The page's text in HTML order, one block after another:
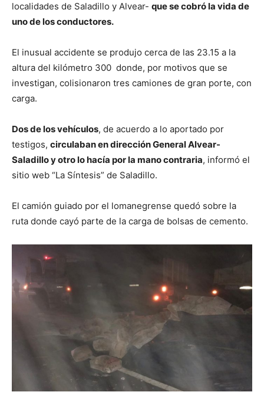
localidades de Saladillo y Alvear- que se cobró la vida de
uno de los conductores.
El inusual accidente se produjo cerca de las 23.15 a la
altura del kilómetro 300 donde, por motivos que se
investigan, colisionaron tres camiones de gran porte, con
carga.
Dos de los vehículos, de acuerdo a lo aportado por
testigos, circulaban en dirección General Alvear-
Saladillo y otro lo hacía por la mano contraria, informó el
sitio web “La Síntesis” de Saladillo.
El camión guiado por el lomanegrense quedó sobre la
ruta donde cayó parte de la carga de bolsas de cemento.